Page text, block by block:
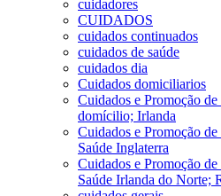
cuidadores
CUIDADOS
cuidados continuados
cuidados de saúde
cuidados dia
Cuidados domiciliarios
Cuidados e Promoção
domícilio; Irlanda
Cuidados e Promoção de
Saúde Inglaterra
Cuidados e Promoção de
Saúde Irlanda do Norte;